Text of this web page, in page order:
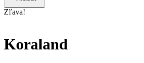
Zľava!
Koraland